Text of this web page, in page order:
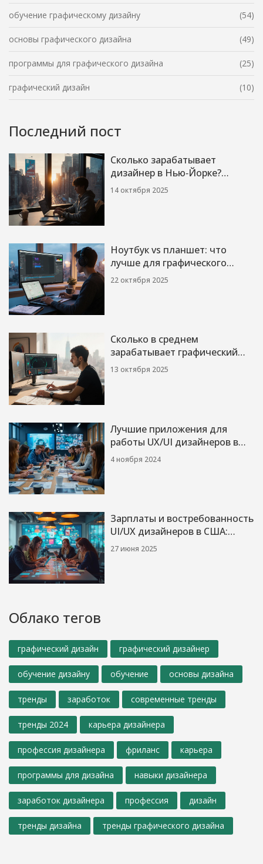
обучение графическому дизайну (54)
основы графического дизайна (49)
программы для графического дизайна (25)
графический дизайн (10)
Последний пост
Сколько зарабатывает
дизайнер в Нью‑Йорке?
Реальные цифры 2025
14 октября 2025
Ноутбук vs планшет: что
лучше для графического
дизайна?
22 октября 2025
Сколько в среднем
зарабатывает графический
дизайнер в 2025году:
зарплата, факторы и регионы
13 октября 2025
Лучшие приложения для
работы UX/UI дизайнеров в
2024 году
4 ноября 2024
Зарплаты и востребованность
UI/UX дизайнеров в США:
сколько реально
27 июня 2025
Облако тегов
графический дизайн графический дизайнер
обучение дизайну обучение основы дизайна
тренды заработок современные тренды
тренды 2024 карьера дизайнера
профессия дизайнера фриланс карьера
программы для дизайна навыки дизайнера
заработок дизайнера профессия дизайн
тренды дизайна тренды графического дизайна